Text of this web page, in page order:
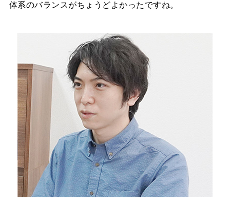
体系のバランスがちょうどよかったですね。